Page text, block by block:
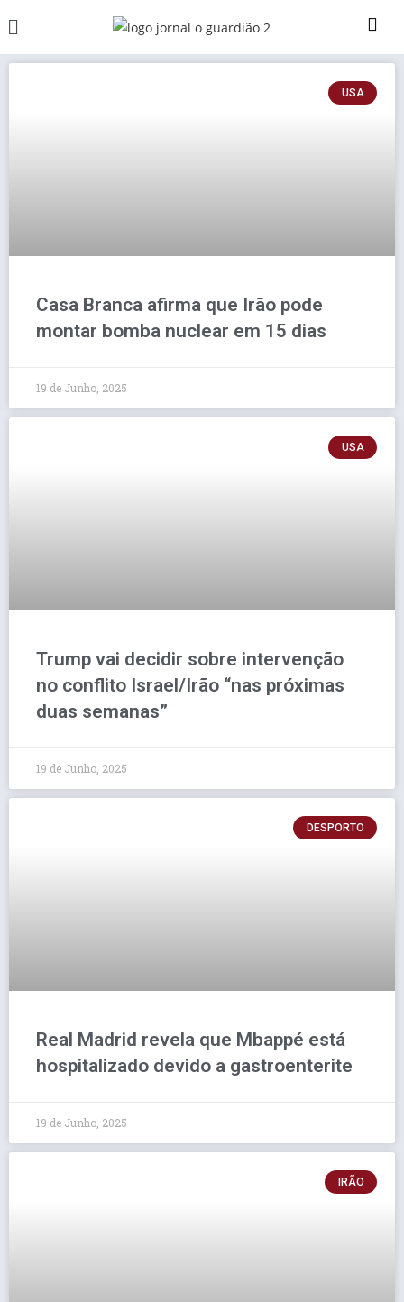
USA
Casa Branca afirma que Irão pode
montar bomba nuclear em 15 dias
19 de Junho, 2025
USA
Trump vai decidir sobre intervenção
no conflito Israel/Irão “nas próximas
duas semanas”
19 de Junho, 2025
DESPORTO
Real Madrid revela que Mbappé está
hospitalizado devido a gastroenterite
19 de Junho, 2025
IRÃO